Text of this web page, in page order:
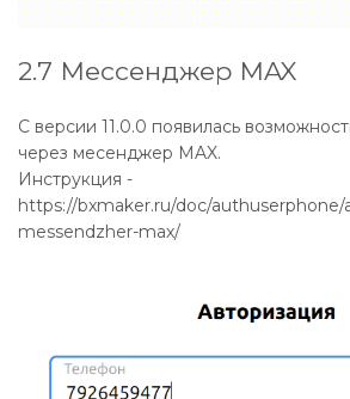
2.7 Мессенджер MAX
С версии 11.0.0 появилась
через месенджер MAX.
Инструкция -
https://bxmaker.ru/doc/
messendzher-max/